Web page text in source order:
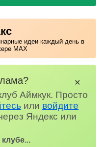
идеи каждый день в
MAX
Аймкук. Просто
или войдите
Яндекс или
✕